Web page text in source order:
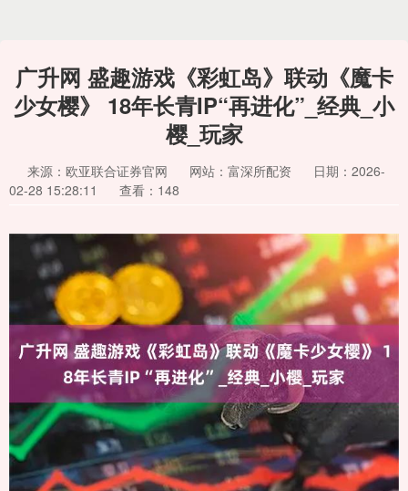
广升网 盛趣游戏《彩虹岛》联动《魔卡
少女樱》 18年长青IP“再进化”_经典_小
樱_玩家
来源：欧亚联合证券官网 网站：富深所配资
日期：2026-
02-28 15:28:11
查看：148